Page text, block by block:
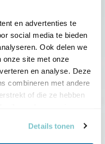
en advertenties te
social media te bieden
Ook delen we
onze site met onze
en analyse. Deze
combineren met andere
of die ze hebben
Details tonen